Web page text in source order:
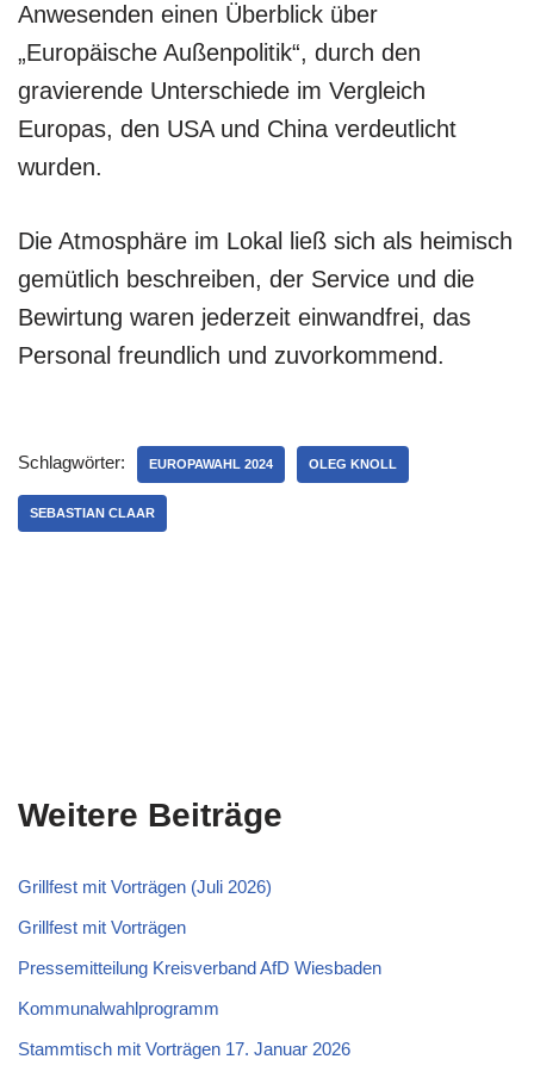
Anwesenden einen Überblick über
„Europäische Außenpolitik“, durch den
gravierende Unterschiede im Vergleich
Europas, den USA und China verdeutlicht
wurden.
Die Atmosphäre im Lokal ließ sich als heimisch
gemütlich beschreiben, der Service und die
Bewirtung waren jederzeit einwandfrei, das
Personal freundlich und zuvorkommend.
Schlagwörter: EUROPAWAHL 2024 OLEG KNOLL
SEBASTIAN CLAAR
Weitere Beiträge
Grillfest mit Vorträgen (Juli 2026)
Grillfest mit Vorträgen
Pressemitteilung Kreisverband AfD Wiesbaden
Kommunalwahlprogramm
Stammtisch mit Vorträgen 17. Januar 2026